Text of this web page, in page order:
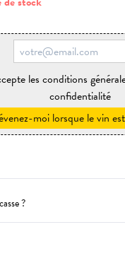
les conditions
confidentialité
moi lorsque le vin
?